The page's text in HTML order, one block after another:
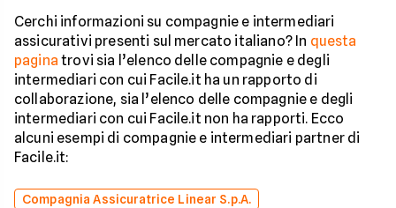
Cerchi informazioni su compagnie e intermediari
assicurativi presenti sul mercato italiano? In questa
pagina trovi sia l’elenco delle compagnie e degli
intermediari con cui Facile.it ha un rapporto di
collaborazione, sia l’elenco delle compagnie e degli
intermediari con cui Facile.it non ha rapporti. Ecco
alcuni esempi di compagnie e intermediari partner di
Facile.it:
Compagnia Assicuratrice Linear S.p.A.